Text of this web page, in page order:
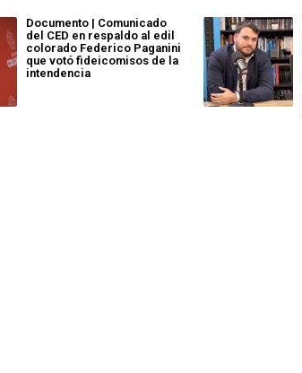
Documento | Comunicado
del CED en respaldo al edil
colorado Federico Paganini
que votó fideicomisos de la
intendencia